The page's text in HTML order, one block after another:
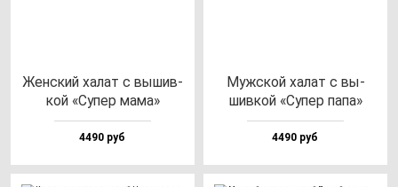
Жен­ский ха­лат с вы­шив­
кой «Супер ма­ма»
4490 руб
Муж­ской ха­лат с вы­
шив­кой «Супер па­па»
4490 руб